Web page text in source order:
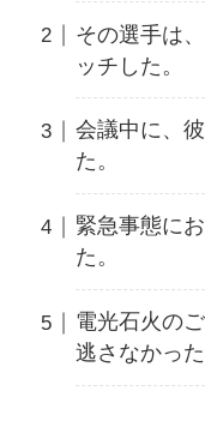
その選手は
ッチした。
会議中に、
た。
緊急事態に
た。
電光石火の
逃さなかった